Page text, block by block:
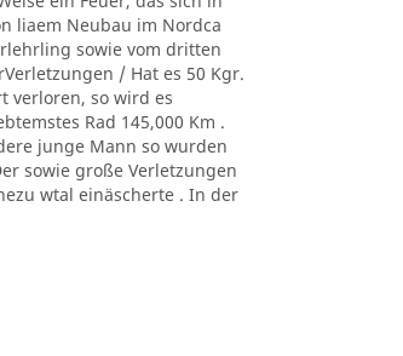
liaem Neubau im Nordca
sowie vom dritten
/ Hat es 50 Kgr.
verloren, so wird es
Rad 145,000 Km .
junge Mann so wurden
sowie große Verletzungen
wtal einäscherte . In der